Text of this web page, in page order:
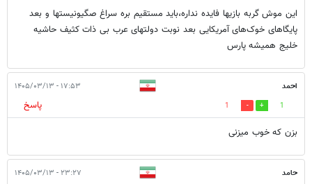
این موش گربه بازیها فایده نداره،باید مستقیم بره سراغ صگیونیستها و بعد
پایگاهای خوک‌های آمریکایی بعد نوبت دولتهای عرب بی ذات کثیف حاشیه
خلیج همیشه پارس
احمد ۱۷:۵۳ - ۱۴۰۵/۰۳/۱۳
1
1
پاسخ
بزن که خوب میزنی
حامد ۲۳:۲۷ - ۱۴۰۵/۰۳/۱۳